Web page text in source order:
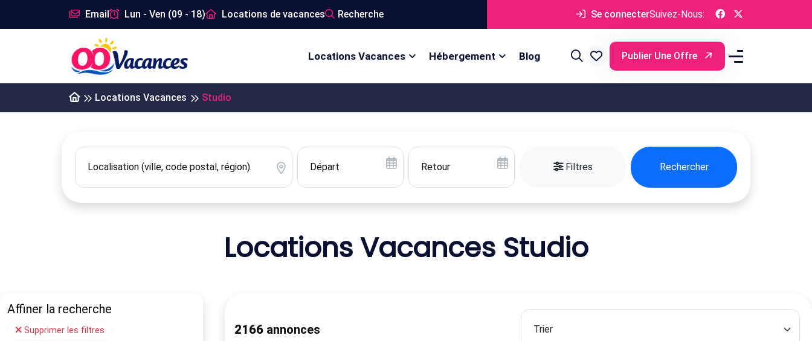
Email Lun - Ven (09 - 18) Locations de vacances Recherche Se connecterSuivez-Nous:
Locations Vacances Hébergement Blog Publier Une Offre
Locations Vacances Studio
Filtres Rechercher
Locations Vacances Studio
Affiner la recherche
Supprimer les filtres 2166 annonces